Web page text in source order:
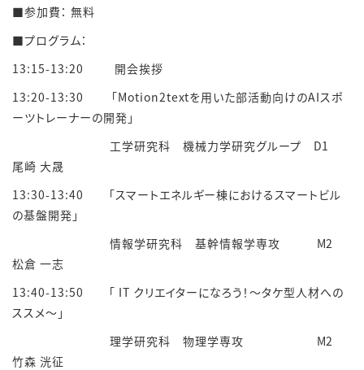
■参加費： 無料
■プログラム：
13:15-13:20 開会挨拶
13:20-13:30 「Motion2textを用いた部活動向けのAIスポ
ーツトレーナーの開発」
工学研究科 機械力学研究グループ D1
尾崎 大晟
13:30-13:40 「スマートエネルギー棟におけるスマートビル
の基盤開発」
情報学研究科 基幹情報学専攻 M2
松倉 一志
13:40-13:50 「 IT クリエイターになろう！～タケ型人材への
ススメ～」
理学研究科 物理学専攻 M2
竹森 洸征